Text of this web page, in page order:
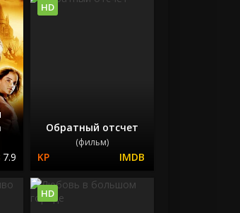
7.9
Обратный отсчет
(фильм)
HD
HD